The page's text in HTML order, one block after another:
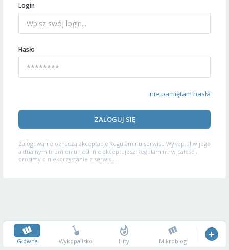
Login
Hasło
nie pamiętam hasła
ZALOGUJ SIĘ
Zalogowanie oznacza akceptację Regulaminu serwisu Wykop.pl w jego
aktualnym brzmieniu. Jeśli nie akceptujesz Regulaminu w całości,
prosimy o niekorzystanie z serwisu.
Główna Wykopalisko Hity Mikroblog